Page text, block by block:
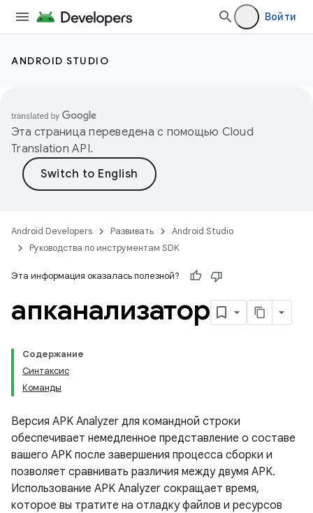
Войти
ANDROID STUDIO
Эта страница переведена с помощью Cloud
Translation API.
Android Developers Развивать
Android Studio
Руководства по инструментам SDK
Эта информация оказалась полезной?
апканализатор
Содержание
Синтаксис
Команды
Версия APK Analyzer для командной строки
обеспечивает немедленное представление о составе
вашего APK после завершения процесса сборки и
позволяет сравнивать различия между двумя APK.
Использование APK Analyzer сокращает время,
которое вы тратите на отладку файлов и ресурсов